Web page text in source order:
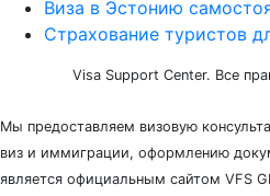
Виза в Эстонию
Страхование туристов
Visa Support Center. Все
Мы предоставляем визовую
виз и иммиграции, оформлению
является официальным сайтом VFS